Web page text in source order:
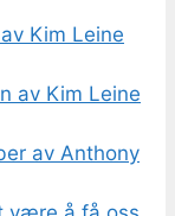
Kim Leine
av Kim Leine
av Anthony